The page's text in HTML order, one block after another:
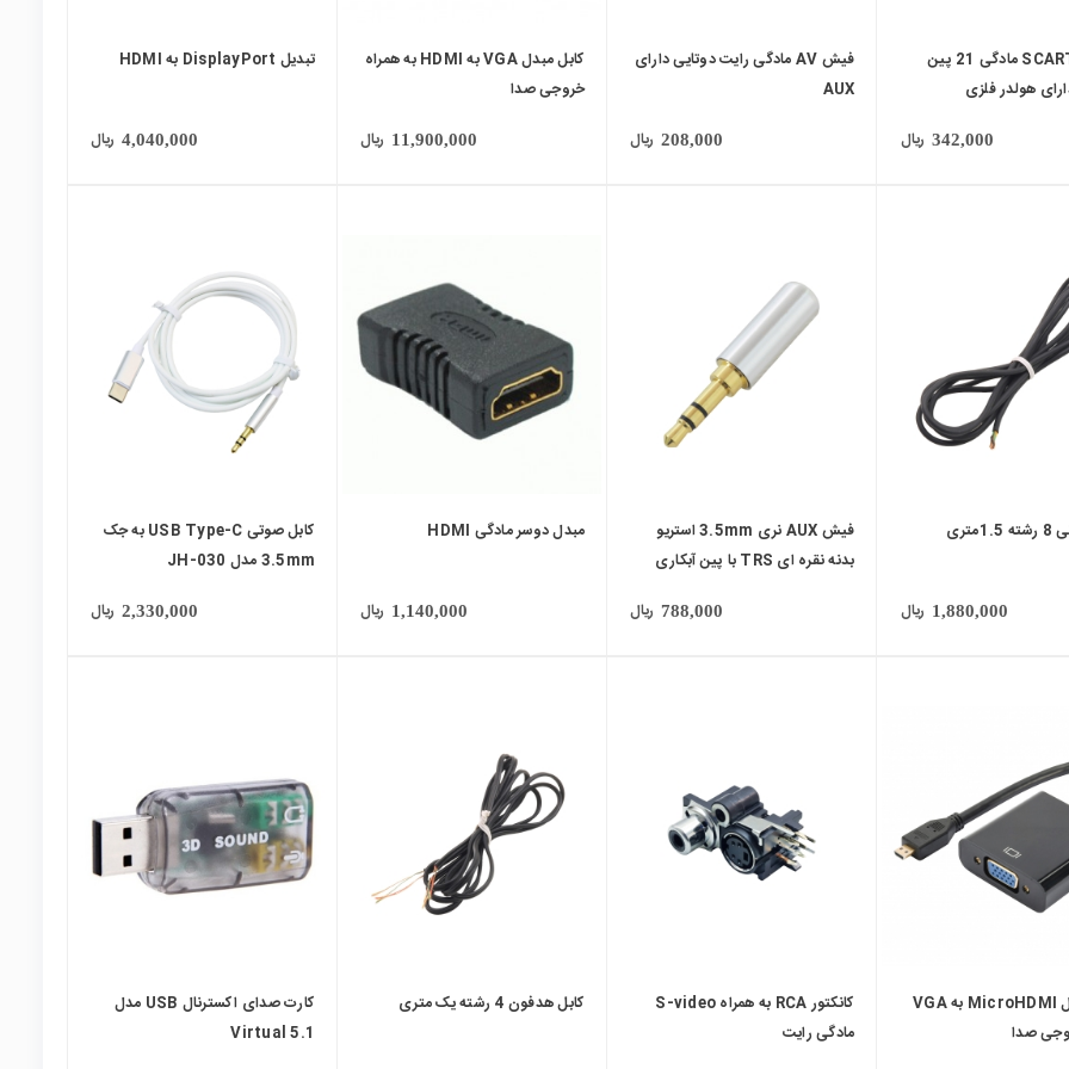
کانکتور SCART مادگی 21 پین
هولدر فلزی
342,000 ریال
فیش AV مادگی رایت دوتایی دارای
AUX
208,000 ریال
کابل مبدل VGA به HDMI به همراه
خروجی صدا
11,900,000 ریال
تبدیل DisplayPort به HDMI
4,040,000 ریال
1,880,000 ریال
فیش AUX نری 3.5mm استریو
بدنه نقره ای TRS با پین آبکاری
788,000 ریال
مبدل دوسر مادگی HDMI
1,140,000 ریال
کابل صوتی USB Type-C به جک
3.5mm مدل JH-030
2,330,000 ریال
کابل مبدل MicroHDMI به VGA
صدا
کانکتور RCA به همراه S-video
مادگی رایت
کابل هدفون 4 رشته یک متری
کارت صدای اکسترنال USB مدل
Virtual 5.1